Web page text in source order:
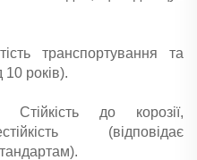
транспортування та
років).
Стійкість до корозії,
(відповідає